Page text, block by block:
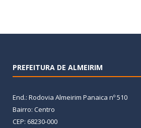
PREFEITURA DE ALMEIRIM
End.: Rodovia Almeirim Panaica nº 510
Bairro: Centro
CEP: 68230-000